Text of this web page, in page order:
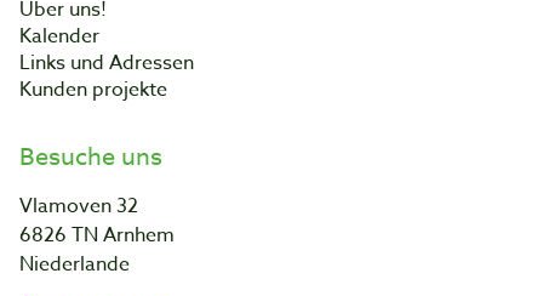
Über uns!
Kalender
Links und Adressen
Kunden projekte
Besuche uns
Vlamoven 32
6826 TN Arnhem
Niederlande